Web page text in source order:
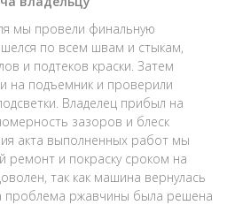
мы провели финальную
по всем швам и стыкам,
и подтеков краски. Затем
на подъемник и проверили
Владелец прибыл на
зазоров и блеск
акта выполненных работ мы
ремонт и покраску сроком на
так как машина вернулась
проблема ржавчины была решена